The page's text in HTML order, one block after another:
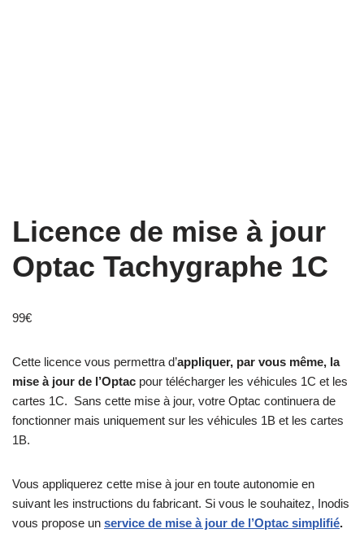
Licence de mise à jour
Optac Tachygraphe 1C
99€
Cette licence vous permettra d’appliquer, par vous même, la
mise à jour de l’Optac pour télécharger les véhicules 1C et les
cartes 1C. Sans cette mise à jour, votre Optac continuera de
fonctionner mais uniquement sur les véhicules 1B et les cartes
1B.
Vous appliquerez cette mise à jour en toute autonomie en
suivant les instructions du fabricant. Si vous le souhaitez, Inodis
vous propose un service de mise à jour de l’Optac simplifié.